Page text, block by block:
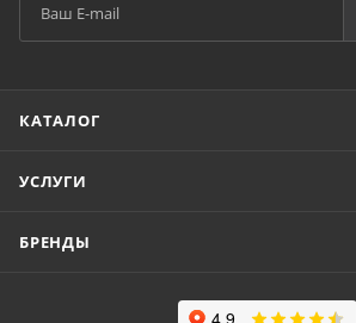
КАТАЛОГ
УСЛУГИ
БРЕНДЫ